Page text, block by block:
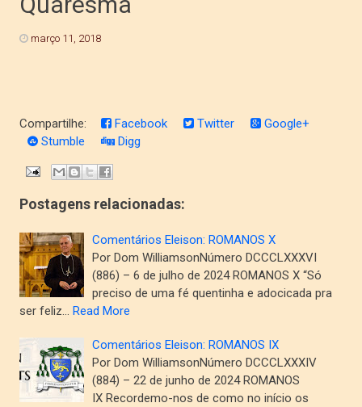
março 11, 2018
Compartilhe: Facebook Twitter
Google+
Stumble
Digg
Postagens relacionadas:
Comentários Eleison: ROMANOS X
Por Dom WilliamsonNúmero DCCCLXXXVI
(886) – 6 de julho de 2024 ROMANOS X “Só
preciso de uma fé quentinha e adocicada pra
ser feliz… Read More
Comentários Eleison: ROMANOS IX
Por Dom WilliamsonNúmero DCCCLXXXIV
(884) – 22 de junho de 2024 ROMANOS
IX Recordemo-nos de como no início os